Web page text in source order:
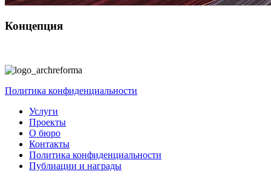
Концепция
Политика конфиденциальности
Услуги
Проекты
О бюро
Контакты
Политика конфиденциальности
Публиации и награды